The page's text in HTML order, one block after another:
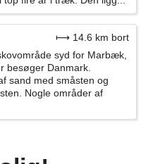
⟼ 14.6 km bort
syd for Marbæk,
besøger Danmark.
sand med småsten og
Nogle områder af